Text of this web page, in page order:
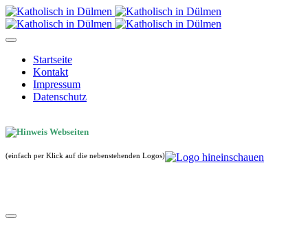
Startseite
Kontakt
Impressum
Datenschutz
(einfach per Klick auf die nebenstehenden Logos)